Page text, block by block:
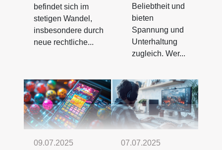
befindet sich im
stetigen Wandel,
insbesondere durch
neue rechtliche...
Beliebtheit und
bieten
Spannung und
Unterhaltung
zugleich. Wer...
09.07.2025
07.07.2025